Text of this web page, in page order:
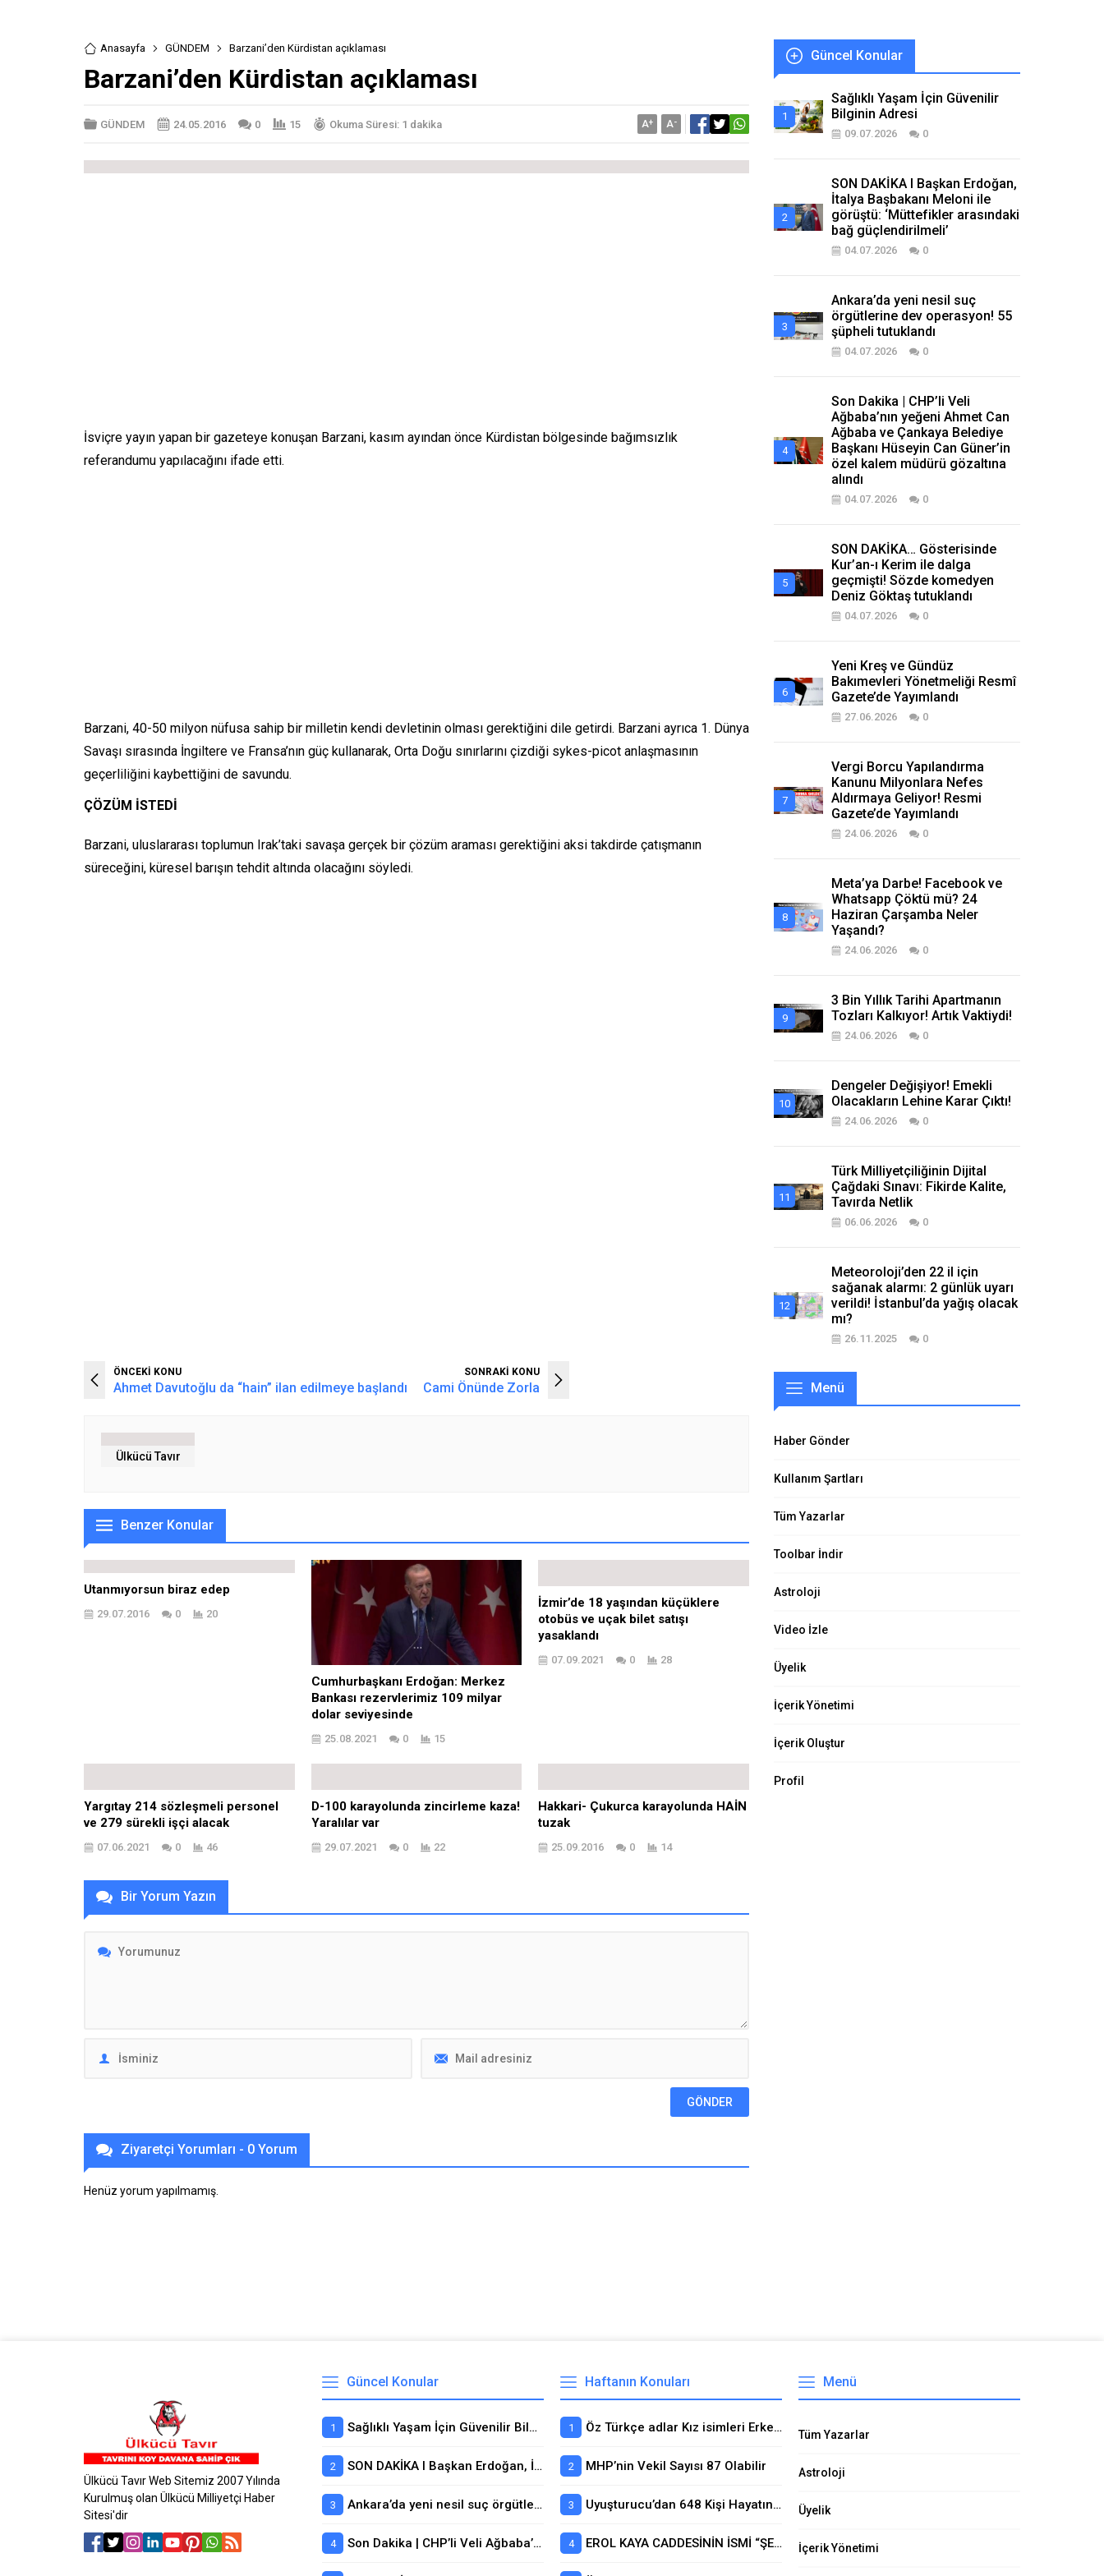
Anasayfa GÜNDEM Barzani’den Kürdistan açıklaması
Barzani’den Kürdistan açıklaması
GÜNDEM 24.05.2016 0 15 Okuma Süresi: 1 dakika A+ A-
İsviçre yayın yapan bir gazeteye konuşan Barzani, kasım ayından önce Kürdistan bölgesinde bağımsızlık
referandumu yapılacağını ifade etti.
Barzani, 40-50 milyon nüfusa sahip bir milletin kendi devletinin olması gerektiğini dile getirdi. Barzani ayrıca 1. Dünya
Savaşı sırasında İngiltere ve Fransa’nın güç kullanarak, Orta Doğu sınırlarını çizdiği sykes-picot anlaşmasının
geçerliliğini kaybettiğini de savundu.
ÇÖZÜM İSTEDİ
Barzani, uluslararası toplumun Irak’taki savaşa gerçek bir çözüm araması gerektiğini aksi takdirde çatışmanın
süreceğini, küresel barışın tehdit altında olacağını söyledi.
ÖNCEKİ KONU
Ahmet Davutoğlu da “hain” ilan edilmeye başlandı
SONRAKİ KONU
Cami Önünde Zorla
Ülkücü Tavır
Benzer Konular
Utanmıyorsun biraz edep
29.07.2016 0 20
Cumhurbaşkanı Erdoğan: Merkez
Bankası rezervlerimiz 109 milyar
dolar seviyesinde
25.08.2021 0 15
İzmir’de 18 yaşından küçüklere
otobüs ve uçak bilet satışı
yasaklandı
07.09.2021 0 28
Yargıtay 214 sözleşmeli personel
ve 279 sürekli işçi alacak
07.06.2021 0 46
D-100 karayolunda zincirleme kaza!
Yaralılar var
29.07.2021 0 22
Hakkari- Çukurca karayolunda HAİN
tuzak
25.09.2016 0 14
Bir Yorum Yazın
Ziyaretçi Yorumları - 0 Yorum
Henüz yorum yapılmamış.
Güncel Konular
Sağlıklı Yaşam İçin Güvenilir
Bilginin Adresi
09.07.2026 0
SON DAKİKA I Başkan Erdoğan,
İtalya Başbakanı Meloni ile
görüştü: ‘Müttefikler arasındaki
bağ güçlendirilmeli’
04.07.2026 0
Ankara’da yeni nesil suç
örgütlerine dev operasyon! 55
şüpheli tutuklandı
04.07.2026 0
Son Dakika | CHP’li Veli
Ağbaba’nın yeğeni Ahmet Can
Ağbaba ve Çankaya Belediye
Başkanı Hüseyin Can Güner’in
özel kalem müdürü gözaltına
alındı
04.07.2026 0
SON DAKİKA… Gösterisinde
Kur’an-ı Kerim ile dalga
geçmişti! Sözde komedyen
Deniz Göktaş tutuklandı
04.07.2026 0
Yeni Kreş ve Gündüz
Bakımevleri Yönetmeliği Resmî
Gazete’de Yayımlandı
27.06.2026 0
Vergi Borcu Yapılandırma
Kanunu Milyonlara Nefes
Aldırmaya Geliyor! Resmi
Gazete’de Yayımlandı
24.06.2026 0
Meta’ya Darbe! Facebook ve
Whatsapp Çöktü mü? 24
Haziran Çarşamba Neler
Yaşandı?
24.06.2026 0
3 Bin Yıllık Tarihi Apartmanın
Tozları Kalkıyor! Artık Vaktiydi!
24.06.2026 0
Dengeler Değişiyor! Emekli
Olacakların Lehine Karar Çıktı!
24.06.2026 0
Türk Milliyetçiliğinin Dijital
Çağdaki Sınavı: Fikirde Kalite,
Tavırda Netlik
06.06.2026 0
Meteoroloji’den 22 il için
sağanak alarmı: 2 günlük uyarı
verildi! İstanbul’da yağış olacak
mı?
26.11.2025 0
Menü
Haber Gönder
Kullanım Şartları
Tüm Yazarlar
Toolbar İndir
Astroloji
Video İzle
Üyelik
İçerik Yönetimi
İçerik Oluştur
Profil
Ülkücü Tavır Web Sitemiz 2007 Yılında
Kurulmuş olan Ülkücü Milliyetçi Haber
Sitesi'dir
Güncel Konular
Sağlıklı Yaşam İçin Güvenilir Bilginin Adresi
SON DAKİKA I Başkan Erdoğan, İtalya Başbakanı Meloni ile görüştü: ‘Müttefikler arasındaki bağ güçlendirilmeli’
Ankara’da yeni nesil suç örgütlerine dev operasyon! 55 şüpheli tutuklandı
Son Dakika | CHP’li Veli Ağbaba’nın yeğeni Ahmet Can Ağbaba ve Çankaya Belediye Başkanı Hüseyin Can Güner’in özel kalem müdürü gözaltına alındı
Haftanın Konuları
Öz Türkçe adlar Kız isimleri Erkek İsimleri GÖKTÜRK ADLARI Eski türk isimleri Ülkücü isimler Milliyetci isimler Bozkurt isimleri Öz Türk adları
MHP’nin Vekil Sayısı 87 Olabilir
Uyuşturucu’dan 648 Kişi Hayatını Kaybetti
EROL KAYA CADDESİNİN İSMİ “ŞEHİT ÖMER HALİSDEMİR CADDESİ” Mİ OLUYOR?
Menü
Tüm Yazarlar
Astroloji
Üyelik
İçerik Yönetimi